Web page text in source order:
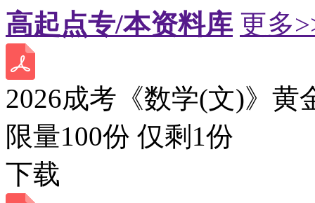
高起点专/本资料库 更多
2026成考《数学(文)》黄
限量100份 仅剩 1份
下载